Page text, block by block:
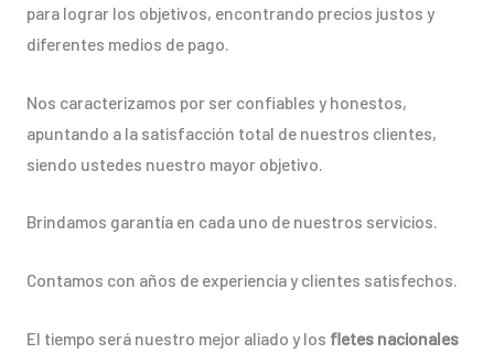
para lograr los objetivos, encontrando precios justos y
diferentes medios de pago.
Nos caracterizamos por ser confiables y honestos,
apuntando a la satisfacción total de nuestros clientes,
siendo ustedes nuestro mayor objetivo.
Brindamos garantía en cada uno de nuestros servicios.
Contamos con años de experiencia y clientes satisfechos.
El tiempo será nuestro mejor aliado y los fletes nacionales